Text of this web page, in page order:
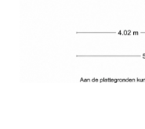
wensen in
verkoop